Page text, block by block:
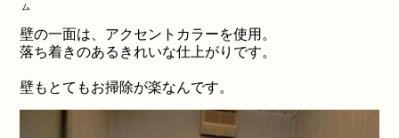
ム
壁の一面は、アクセントカラーを使用。
落ち着きのあるきれいな仕上がりです。
壁もとてもお掃除が楽なんです。